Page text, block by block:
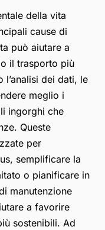
della vita
cause di
può aiutare a
il trasporto più
l’analisi dei dati, le
meglio i
ingorghi che
Queste
per
semplificare la
o pianificare in
manutenzione
a favorire
sostenibili. Ad